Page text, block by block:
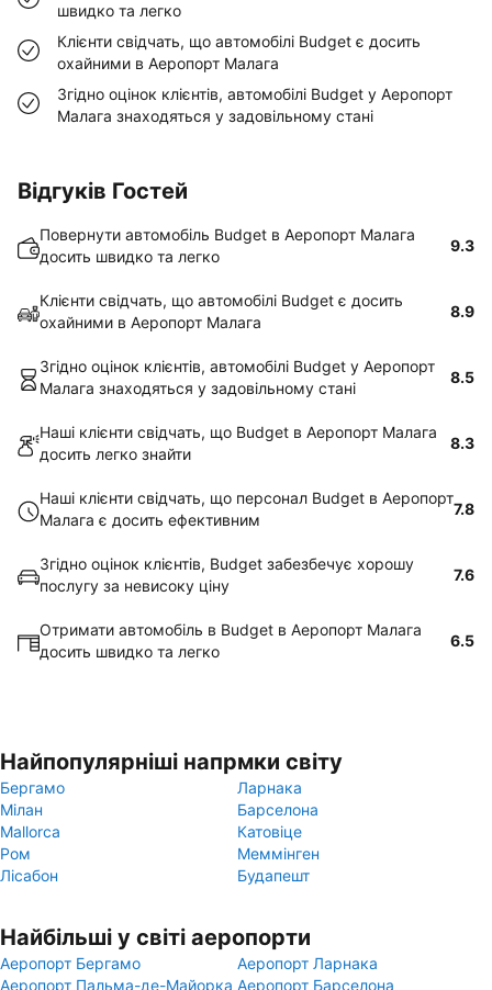
швидко та легко
Клієнти свідчать, що автомобілі Budget є досить
охайними в Аеропорт Малага
Згідно оцінок клієнтів, автомобілі Budget у Аеропорт
Малага знаходяться у задовільному стані
Відгуків Гостей
Повернути автомобіль Budget в Аеропорт Малага
досить швидко та легко
9.3
Клієнти свідчать, що автомобілі Budget є досить
охайними в Аеропорт Малага
8.9
Згідно оцінок клієнтів, автомобілі Budget у Аеропорт
Малага знаходяться у задовільному стані
8.5
Наші клієнти свідчать, що Budget в Аеропорт Малага
досить легко знайти
8.3
Наші клієнти свідчать, що персонал Budget в Аеропорт
Малага є досить ефективним
7.8
Згідно оцінок клієнтів, Budget забезбечує хорошу
послугу за невисоку ціну
7.6
Отримати автомобіль в Budget в Аеропорт Малага
досить швидко та легко
6.5
Найпопулярніші напрмки світу
Бергамо
Ларнака
Мілан
Барселона
Mallorca
Катовіце
Ром
Меммінген
Лісабон
Будапешт
Найбільші у світі аеропорти
Аеропорт Бергамо
Аеропорт Ларнака
Аеропорт Пальма-де-Майорка Аеропорт Барселона